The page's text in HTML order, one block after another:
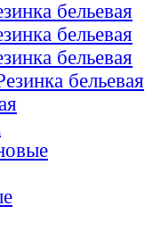
бельевая
бельевая
бельевая
бельевая